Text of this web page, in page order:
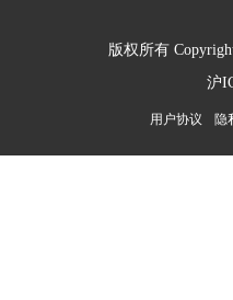
版权所有
沪
用户协议 隐